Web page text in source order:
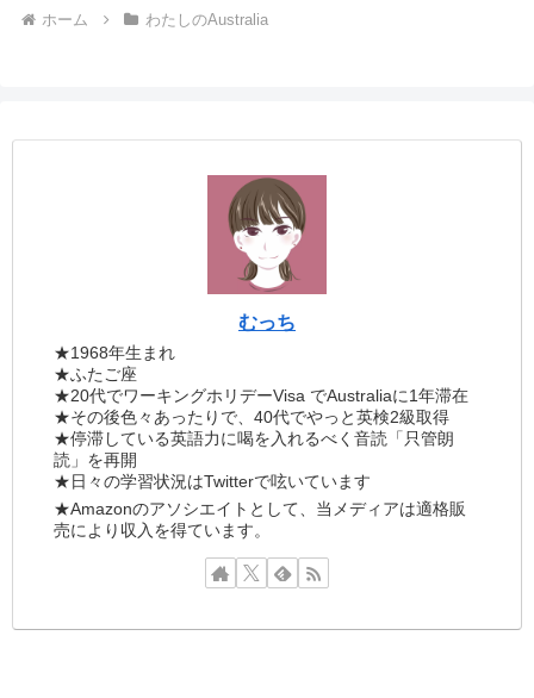
ホーム わたしのAustralia
むっち
★1968年生まれ
★ふたご座
★20代でワーキングホリデーVisa でAustraliaに1年滞在
★その後色々あったりで、40代でやっと英検2級取得
★停滞している英語力に喝を入れるべく音読「只管朗
読」を再開
★日々の学習状況はTwitterで呟いています
★Amazonのアソシエイトとして、当メディアは適格販
売により収入を得ています。